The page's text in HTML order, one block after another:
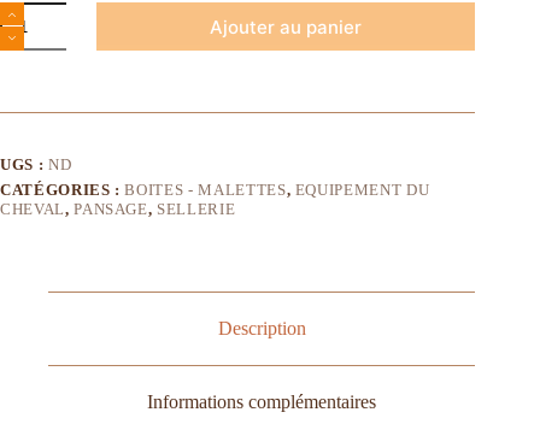
Ajouter au panier
UGS : ND
CATÉGORIES :BOITES - MALETTES, EQUIPEMENT DU
CHEVAL,PANSAGE, SELLERIE
Description
Informations complémentaires